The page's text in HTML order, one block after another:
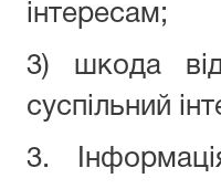
інтересам;
3) шкода від
суспільний
3.